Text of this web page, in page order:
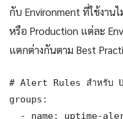
กับ Environment ที่ใช้งาน
หรือ Production แต่ละ
แตกต่างกันตาม Best
# Alert Rules สำหรับ
groups:
- name: uptime-